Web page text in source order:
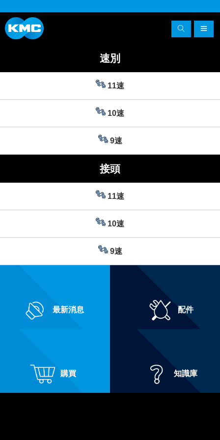
速別
11速
10速
9速
接頭
11速
10速
9速
最新消息 配件
購買 知識庫